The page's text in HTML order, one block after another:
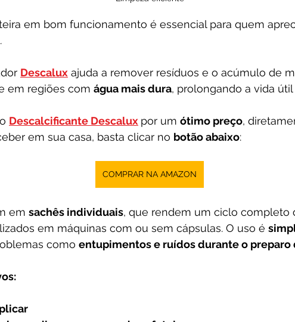
em bom funcionamento é essencial para quem
Descalux ajuda a remover resíduos e o acúmulo de
em regiões com água mais dura, prolongando a vida
Descalcificante Descalux por um ótimo preço,
em sua casa, basta clicar no botão abaixo:
COMPRAR NA AMAZON
em sachês individuais, que rendem um ciclo completo
em máquinas com ou sem cápsulas. O uso é
como entupimentos e ruídos durante o preparo